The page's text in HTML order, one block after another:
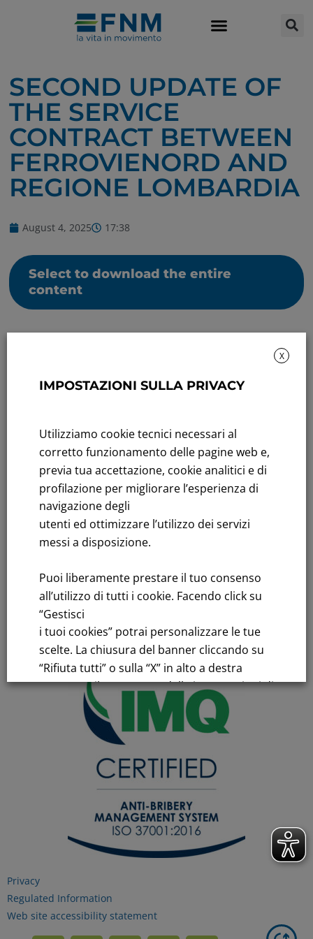
SECOND UPDATE OF
THE SERVICE
CONTRACT BETWEEN
FERROVIENORD AND
REGIONE LOMBARDIA
August 4, 2025 17:38
Select to download the entire
content
Title performance: On the stock Exchange
Tenders: All Tenders
FNM S.p.A.
Headquarters in Milan, Piazzale Cadorna, 14
fnm@legalmail.it
Register of Companies
C.F.and VAT number 00776140154
C.C.I.AA. Milano – REA 28331
Privacy
Regulated Information
Web site accessibility statement
X
IMPOSTAZIONI SULLA PRIVACY
Utilizziamo cookie tecnici necessari al
corretto funzionamento delle pagine web e,
previa tua accettazione, cookie analitici e di
profilazione per migliorare l’esperienza di
navigazione degli
utenti ed ottimizzare l’utilizzo dei servizi
messi a disposizione.
Puoi liberamente prestare il tuo consenso
all’utilizzo di tutti i cookie. Facendo click su
“Gestisci
i tuoi cookies” potrai personalizzare le tue
scelte. La chiusura del banner cliccando su
“Rifiuta tutti” o sulla “X” in alto a destra
comporta il permanere delle impostazioni di
default e la continuazione della navigazione
in assenza di cookie o altri strumenti di
tracciamento diversi da quelli tecnici.
Per maggiori informazioni consulta la
Informativa sui dati personali e cookie